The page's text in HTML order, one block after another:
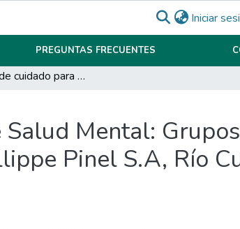
Iniciar
PREGUNTAS FRECUENTES
Espacios de cuidado para Profesionales de Salud Mental: Grupos de Discusión aplicados en Clínica Privada Phillippe Pinel S.A, Río Cuarto, Córdoba.
Mental:
Pinel S.A, Río